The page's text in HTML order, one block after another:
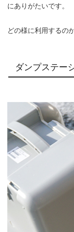
にありがたいです。
どの様に利用するの
ダンプステー